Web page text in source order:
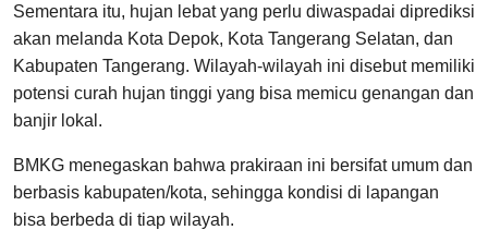
Sementara itu, hujan lebat yang perlu diwaspadai diprediksi
akan melanda Kota Depok, Kota Tangerang Selatan, dan
Kabupaten Tangerang. Wilayah-wilayah ini disebut memiliki
potensi curah hujan tinggi yang bisa memicu genangan dan
banjir lokal.
BMKG menegaskan bahwa prakiraan ini bersifat umum dan
berbasis kabupaten/kota, sehingga kondisi di lapangan
bisa berbeda di tiap wilayah.